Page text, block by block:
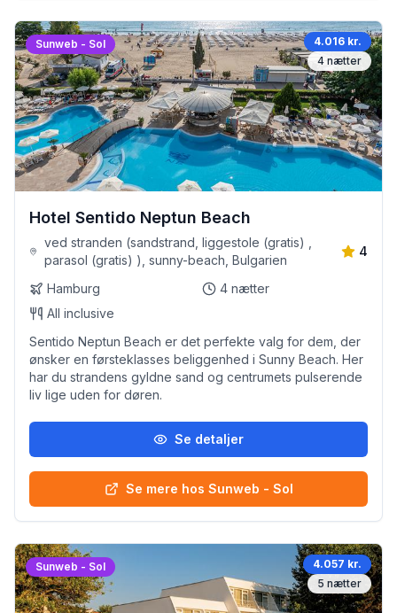
Sunweb - Sol
4.016 kr.
4 nætter
Hotel Sentido Neptun Beach
ved stranden (sandstrand, liggestole (gratis) ,
parasol (gratis) ), sunny-beach, Bulgarien
4
Hamburg 4 nætter
All inclusive
Sentido Neptun Beach er det perfekte valg for dem, der
ønsker en førsteklasses beliggenhed i Sunny Beach. Her
har du strandens gyldne sand og centrumets pulserende
liv lige uden for døren.
Se detaljer
Se mere hos Sunweb - Sol
Sunweb - Sol
4.057 kr.
5 nætter